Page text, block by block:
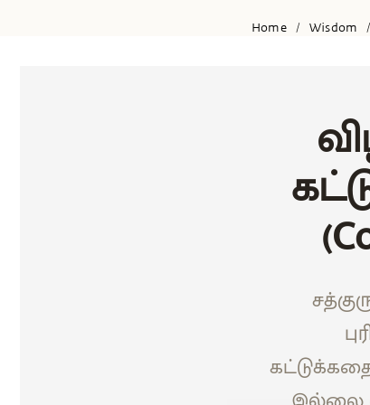
Home / Wisdom /